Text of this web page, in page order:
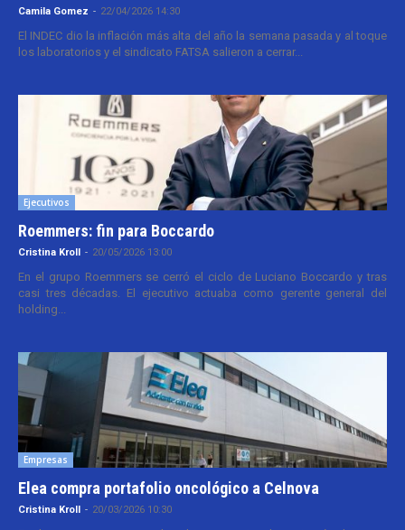
Camila Gomez - 22/04/2026 14:30
El INDEC dio la inflación más alta del año la semana pasada y al toque
los laboratorios y el sindicato FATSA salieron a cerrar...
Ejecutivos
Roemmers: fin para Boccardo
Cristina Kroll - 20/05/2026 13:00
En el grupo Roemmers se cerró el ciclo de Luciano Boccardo y tras
casi tres décadas. El ejecutivo actuaba como gerente general del
holding...
Empresas
Elea compra portafolio oncológico a Celnova
Cristina Kroll - 20/03/2026 10:30